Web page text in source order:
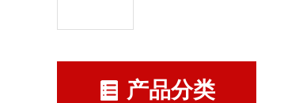
产品分类